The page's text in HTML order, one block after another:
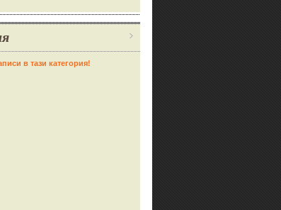
в тази категория!